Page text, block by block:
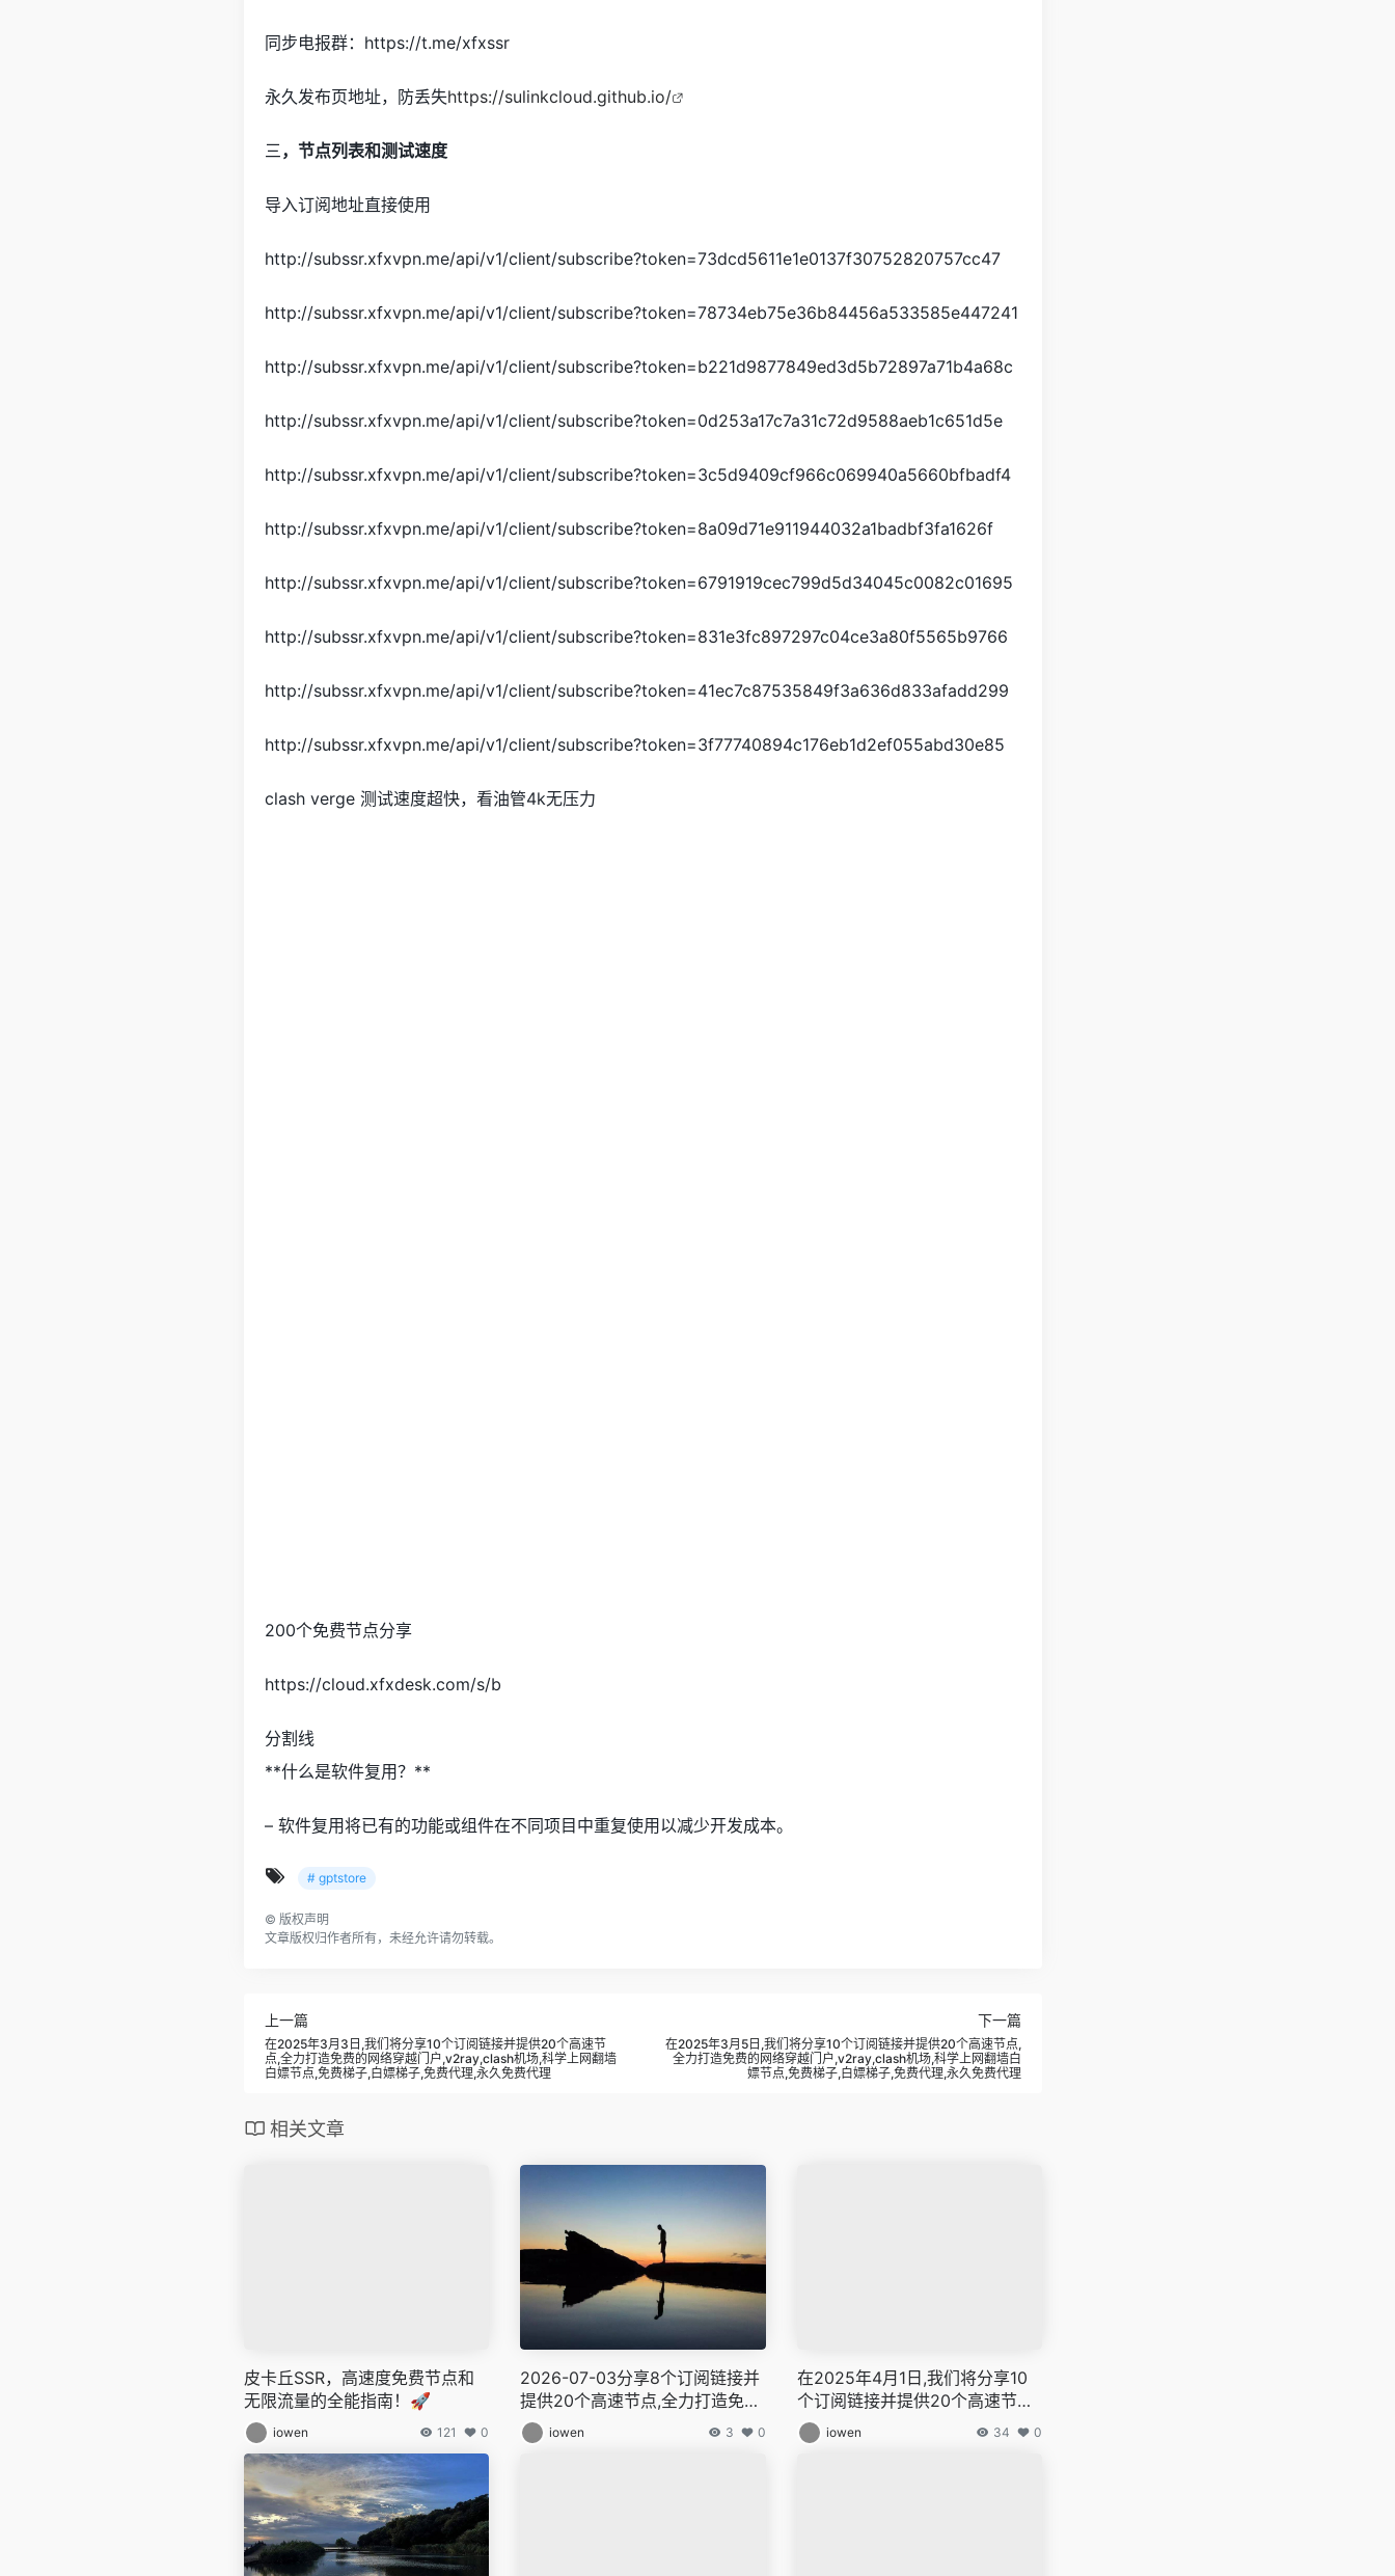
同步电报群：https://t.me/xfxssr
永久发布页地址，防丢失https://sulinkcloud.github.io/
三，节点列表和测试速度
导入订阅地址直接使用
http://subssr.xfxvpn.me/api/v1/client/subscribe?token=73dcd5611e1e0137f30752820757cc47
http://subssr.xfxvpn.me/api/v1/client/subscribe?token=78734eb75e36b84456a533585e447241
http://subssr.xfxvpn.me/api/v1/client/subscribe?token=b221d9877849ed3d5b72897a71b4a68c
http://subssr.xfxvpn.me/api/v1/client/subscribe?token=0d253a17c7a31c72d9588aeb1c651d5e
http://subssr.xfxvpn.me/api/v1/client/subscribe?token=3c5d9409cf966c069940a5660bfbadf4
http://subssr.xfxvpn.me/api/v1/client/subscribe?token=8a09d71e911944032a1badbf3fa1626f
http://subssr.xfxvpn.me/api/v1/client/subscribe?token=6791919cec799d5d34045c0082c01695
http://subssr.xfxvpn.me/api/v1/client/subscribe?token=831e3fc897297c04ce3a80f5565b9766
http://subssr.xfxvpn.me/api/v1/client/subscribe?token=41ec7c87535849f3a636d833afadd299
http://subssr.xfxvpn.me/api/v1/client/subscribe?token=3f77740894c176eb1d2ef055abd30e85
clash verge 测试速度超快，看油管4k无压力
200个免费节点分享
https://cloud.xfxdesk.com/s/b
分割线
**什么是软件复用？**
– 软件复用将已有的功能或组件在不同项目中重复使用以减少开发成本。
# gptstore
© 版权声明
文章版权归作者所有，未经允许请勿转载。
上一篇
在2025年3月3日,我们将分享10个订阅链接并提供20个高速节
点,全力打造免费的网络穿越门户,v2ray,clash机场,科学上网翻墙
白嫖节点,免费梯子,白嫖梯子,免费代理,永久免费代理
下一篇
在2025年3月5日,我们将分享10个订阅链接并提供20个高速节点,
全力打造免费的网络穿越门户,v2ray,clash机场,科学上网翻墙白
嫖节点,免费梯子,白嫖梯子,免费代理,永久免费代理
相关文章
皮卡丘SSR，高速度免费节点和
无限流量的全能指南！🚀
iowen 121 0
2026-07-03分享8个订阅链接并
提供20个高速节点,全力打造免费
的网络穿越门户,v2ray,clash机
场,科学上网翻墙白嫖节点,免费梯
iowen 3 0
在2025年4月1日,我们将分享10
个订阅链接并提供20个高速节点,
全力打造免费的网络穿越门户,v2
ray,clash机场,科学上网翻墙白嫖
iowen 34 0